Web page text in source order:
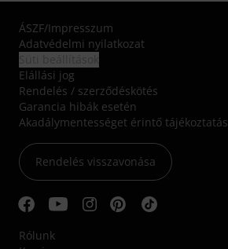
ÁSZF/Impresszum
Adatvédelmi nyilatkozat
Elállási jog
Rendelés / szerződéskötés
Garancia hibák esetén
Akadálymentességet érintő tájékoztatás
Rendelés visszavonása
Rólunk